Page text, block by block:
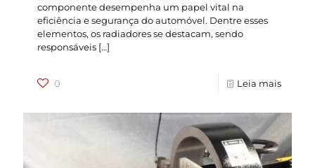
componente desempenha um papel vital na
eficiência e segurança do automóvel. Dentre esses
elementos, os radiadores se destacam, sendo
responsáveis […]
0 Leia mais